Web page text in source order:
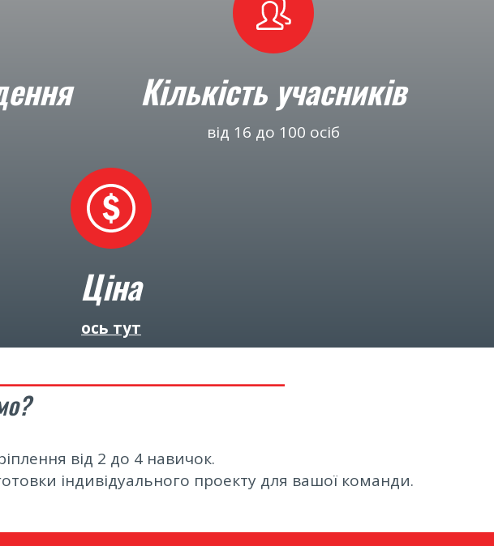
Кількість учасників
від 16 до 100 осіб
Ціна
ось тут
від 2 до 4 навичок.
індивідуального проекту для вашої команди.